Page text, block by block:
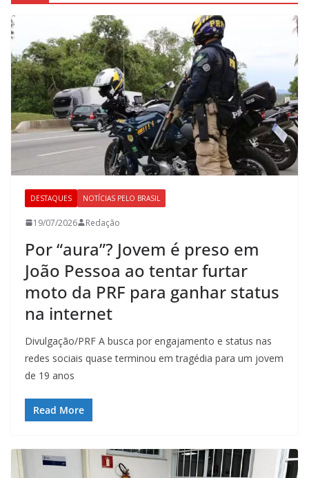
DESTAQUES NOTÍCIAS PELO BRASIL
19/07/2026 Redação
Por “aura”? Jovem é preso em
João Pessoa ao tentar furtar
moto da PRF para ganhar status
na internet
Divulgação/PRF A busca por engajamento e status nas
redes sociais quase terminou em tragédia para um jovem
de 19 anos
Read More